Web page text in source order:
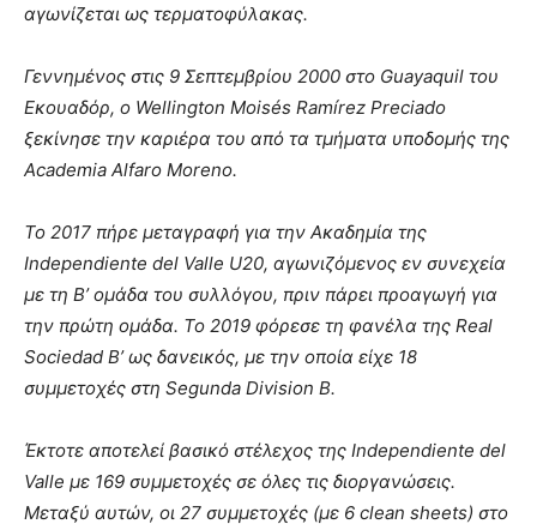
αγωνίζεται ως τερματοφύλακας.
Γεννημένος στις 9 Σεπτεμβρίου 2000 στο Guayaquil του
Εκουαδόρ, ο Wellington Moisés Ramírez Preciado
ξεκίνησε την καριέρα του από τα τμήματα υποδομής της
Academia Alfaro Moreno.
Το 2017 πήρε μεταγραφή για την Ακαδημία της
Independiente del Valle U20, αγωνιζόμενος εν συνεχεία
με τη Β’ ομάδα του συλλόγου, πριν πάρει προαγωγή για
την πρώτη ομάδα. Το 2019 φόρεσε τη φανέλα της Real
Sociedad B’ ως δανεικός, με την οποία είχε 18
συμμετοχές στη Segunda Division B.
Έκτοτε αποτελεί βασικό στέλεχος της Independiente del
Valle με 169 συμμετοχές σε όλες τις διοργανώσεις.
Μεταξύ αυτών, οι 27 συμμετοχές (με 6 clean sheets) στο